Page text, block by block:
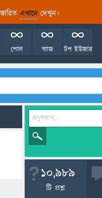
এখানেদেখুন।
টপ ইউজার
ব্যাজ
পোল
10,989
টি প্রশ্ন